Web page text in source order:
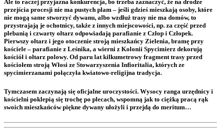
Ale to raczej przyjazna konkurencja, bo trzeba zaznaczyć, że na drodze
przejścia procesji nie ma pustych plam – jeśli gdzieś mieszkają osoby, które
nie mogą same stworzyć dywanu, albo wzdłuż trasy nie ma domów, to
przystrajają je ochotnicy, także z innych miejscowości, np. za część przed
plebanią i czwarty ołtarz odpowiadają parafianie z Człop i Człopek.
Pierwszy ołtarz i jego otoczenie stroją mieszkańcy Zielenia, bramę przy
kościele – parafianie z Leśnika, a wierni z Kolonii Spycimierz dekorują
kościół i ołtarz polowy. Od paru lat kilkumetrowy fragment trasy przed
kościołem stroją Włosi ze Stowarzyszenia Infioritalia, których ze
spycimierzanami połączyła kwiatowo-religijna tradycja.
Tymczasem zaczynają się oficjalne uroczystości. Wysocy ranga urzędnicy i
kościelni poklepią się trochę po plecach, wspomną jak to ciężką pracą rąk
swoich mieszkańców piękne dywany ułożyli i przejdą do meritum…